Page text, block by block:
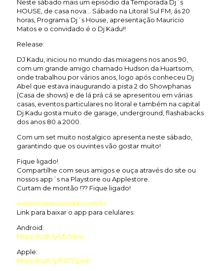
Neste sábado mais um episódio da Temporada Dj´s
HOUSE, de casa nova… Sábado na Litoral Sul FM, ás 20
horas, Programa Dj´s House, apresentação Mauricio
Matos e o convidado é o Dj Kadu!!
Release:
DJ Kadu, iniciou no mundo das mixagens nos anos 90,
com um grande amigo chamado Hudson da Huartsom,
onde trabalhou por vários anos, logo após conheceu Dj
Abel que estava inaugurando a pista 2 do Showphanas
(Casa de shows) e de lá prá cá se apresentou em várias
casas, eventos particulares no litoral e também na capital
Dj Kadu gosta muito de garage, underground, flashabacks
dos anos 80 a 2000.
Com um set muito nostalgico apresenta neste sábado,
garantindo que os ouvintes vão gostar muito!
Fique ligado!
Compartilhe com seus amigos e ouça através do site ou
nossos app´s na Playstore ou Applestore.
Curtam de montão !?? Fique ligado!
www.lovemusicweb.com.br
Link para baixar o app para celulares:
Android:
https://cutt.ly/LfLh1pw
Apple:
https://cutt.ly/F9TTQmE